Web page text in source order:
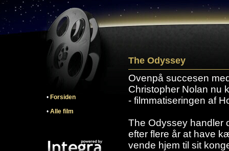
• Forsiden
• Alle film
The Odyssey
Ovenpå succesen
Christopher Nolan nu
- filmmatiseringen af
The Odyssey handler
efter flere år at have
vende hjem til sit